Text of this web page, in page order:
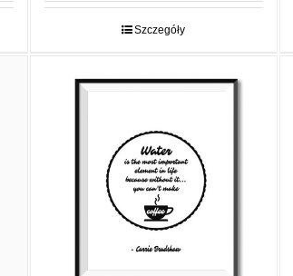
29,00 zł
do
Szczegóły